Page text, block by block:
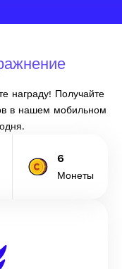
награду! Получайте
в нашем мобильном
6
Монеты